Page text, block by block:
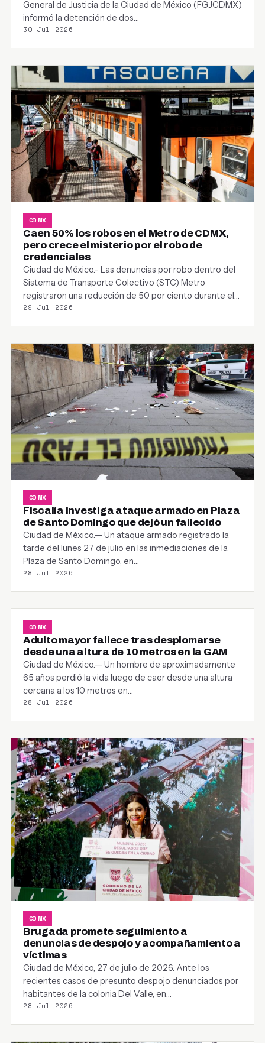
General de Justicia de la Ciudad de México (FGJCDMX)
informó la detención de dos…
30 Jul 2026
CDMX
Caen 50% los robos en el Metro de CDMX,
pero crece el misterio por el robo de
credenciales
Ciudad de México.- Las denuncias por robo dentro del
Sistema de Transporte Colectivo (STC) Metro
registraron una reducción de 50 por ciento durante el…
29 Jul 2026
CDMX
Fiscalía investiga ataque armado en Plaza
de Santo Domingo que dejó un fallecido
Ciudad de México.— Un ataque armado registrado la
tarde del lunes 27 de julio en las inmediaciones de la
Plaza de Santo Domingo, en…
28 Jul 2026
CDMX
Adulto mayor fallece tras desplomarse
desde una altura de 10 metros en la GAM
Ciudad de México.— Un hombre de aproximadamente
65 años perdió la vida luego de caer desde una altura
cercana a los 10 metros en…
28 Jul 2026
CDMX
Brugada promete seguimiento a
denuncias de despojo y acompañamiento a
víctimas
Ciudad de México, 27 de julio de 2026. Ante los
recientes casos de presunto despojo denunciados por
habitantes de la colonia Del Valle, en…
28 Jul 2026